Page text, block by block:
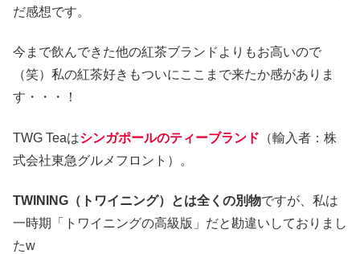
だ感想です。
今まで飲んできた他の紅茶ブランドよりもお高いので
（笑）私の紅茶好きもついにここまで来たか感がありま
す・・・！
TWG Teaはシンガポールのティーブランド （輸入者：株
式会社東急グルメフロント）。
TWINING（トワイニング）とは全くの別物ですが、私は
一時期「トワイニングの高級版」だと勘違いしておりまし
たw